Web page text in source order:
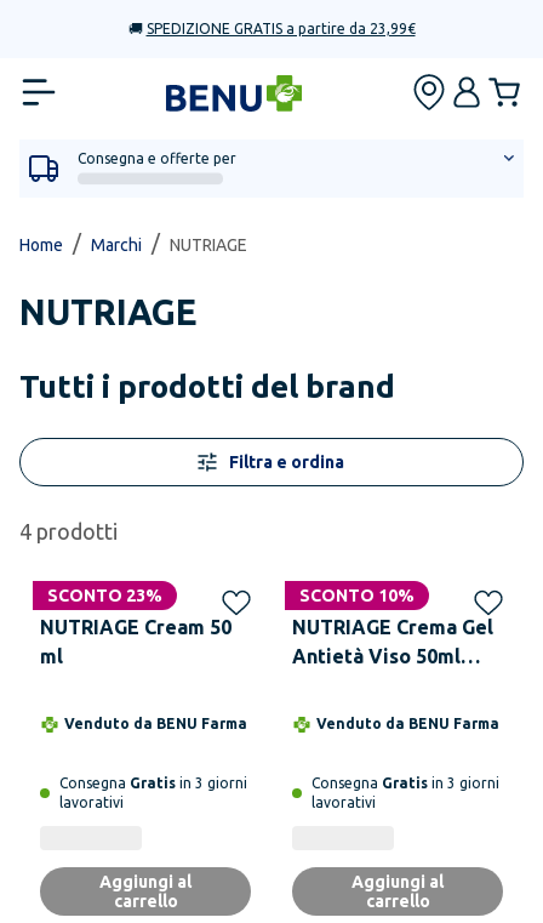
🚚 SPEDIZIONE GRATIS a partire da 23,99€
Consegna e offerte per
Home / Marchi / NUTRIAGE
NUTRIAGE
Tutti i prodotti del brand
Filtra e ordina
4 prodotti
SCONTO 23%
NUTRIAGE Cream 50
ml
Venduto da BENU Farma
Consegna Gratis in 3 giorni
lavorativi
Aggiungi al
carrello
SCONTO 10%
NUTRIAGE Crema Gel
Antietà Viso 50ml
per Pelle Matura
Venduto da BENU Farma
Consegna Gratis in 3 giorni
lavorativi
Aggiungi al
carrello